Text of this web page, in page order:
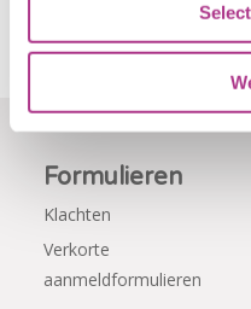
Formulieren
Klachten
Verkorte
aanmeldformulieren